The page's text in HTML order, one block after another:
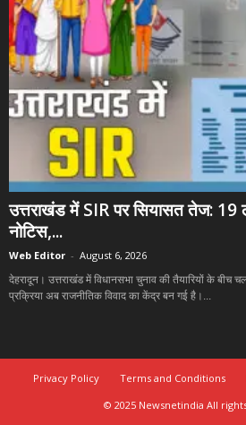
उत्तराखंड में SIR पर सियासत तेज: 19
नोटिस,...
Web Editor - August 6, 2026
देहरादून। उत्तराखंड में विधानसभा चुनाव की तैयारियों के बीच
प्रक्रिया अब राजनीतिक विवाद का केंद्र बन गई है।...
Privacy Policy Terms and Conditions
© 2025 Newsnetindia All